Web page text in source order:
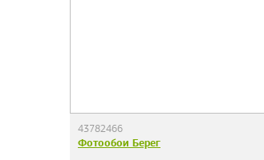
43782466
Фотообои Берег